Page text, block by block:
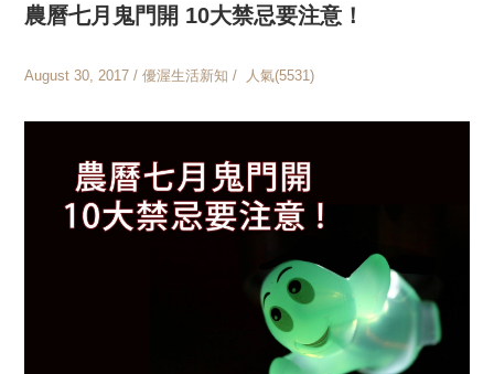
農曆七月鬼門開 10大禁忌要注意！
August 30, 2017 / 優渥生活新知 / 人氣(5531)